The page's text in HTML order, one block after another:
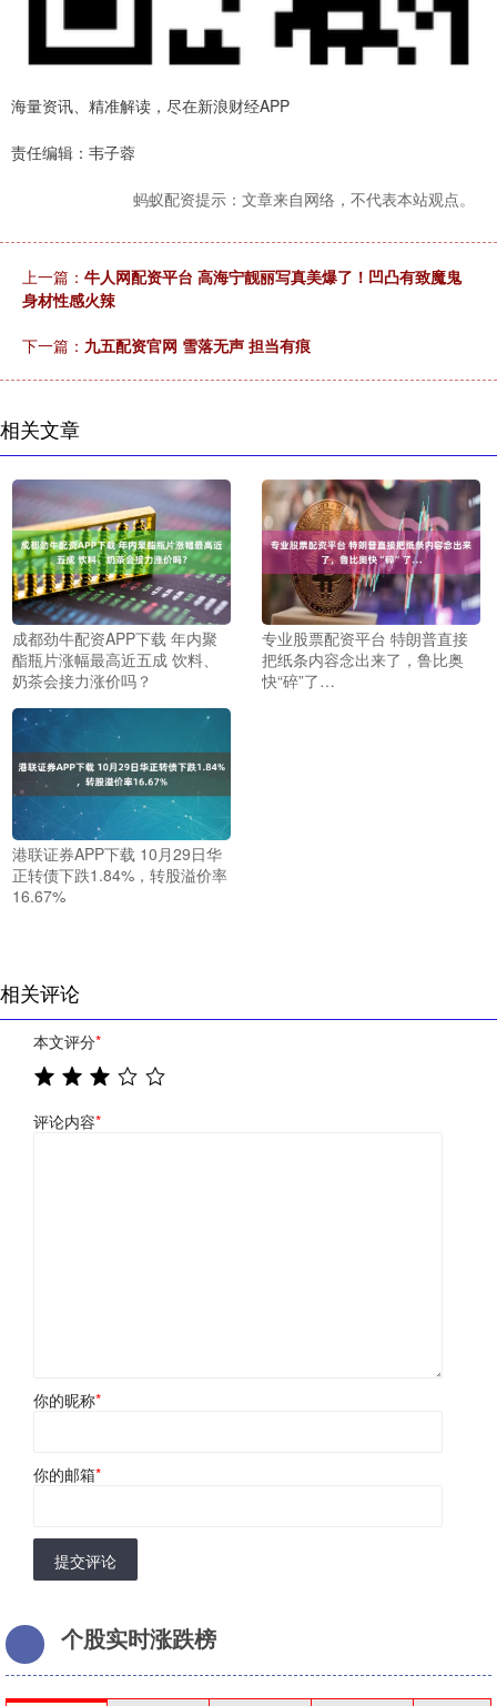
海量资讯、精准解读，尽在新浪财经APP
责任编辑：韦子蓉
蚂蚁配资提示：文章来自网络，不代表本站观点。
上一篇： 牛人网配资平台 高海宁靓丽写真美爆了！凹凸有致魔鬼
身材性感火辣
下一篇： 九五配资官网 雪落无声 担当有痕
相关文章
成都劲牛配资APP下载 年内聚
酯瓶片涨幅最高近五成 饮料、
奶茶会接力涨价吗？
专业股票配资平台 特朗普直接
把纸条内容念出来了，鲁比奥
快“碎”了…
港联证券APP下载 10月29日华
正转债下跌1.84%，转股溢价率
16.67%
相关评论
本文评分*
评论内容*
你的昵称*
你的邮箱*
提交评论
个股实时涨跌榜